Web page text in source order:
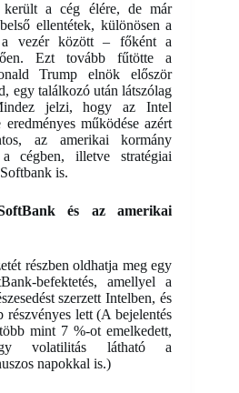
a cég élére, de már
ellentétek, különösen a
a vezér között – főként a
Ezt tovább fűtötte a
Trump elnök először
egy találkozó után látszólag
jelzi, hogy az Intel
működése azért
az amerikai kormány
cégben, illetve stratégiai
is.
és az amerikai
részben oldhatja meg egy
befektetés, amellyel a
szerzett Intelben, és
lett (A bejelentés
mint 7 %-ot emelkedett,
volatilitás látható a
napokkal is.)